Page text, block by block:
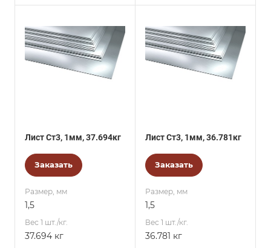
Лист Ст3, 1мм, 37.694кг
Заказать
Размер, мм
1,5
Вес 1 шт./кг.
37.694 кг
Лист Ст3, 1мм, 36.781кг
Заказать
Размер, мм
1,5
Вес 1 шт./кг.
36.781 кг